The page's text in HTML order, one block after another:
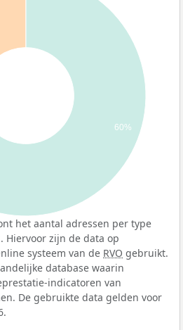
60%
het aantal adressen per type
Hiervoor zijn de data op
systeem van de RVO gebruikt.
database waarin
indicatoren van
De gebruikte data gelden voor